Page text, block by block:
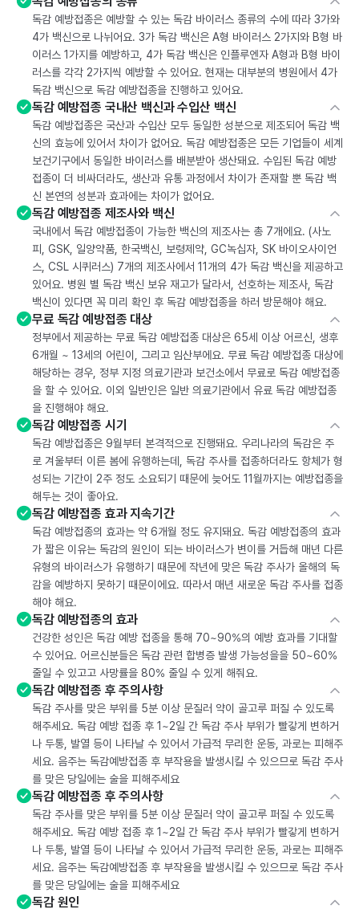
독감 예방접종은 예방할 수 있는 독감 바이러스 종류의 수에 따라 3가와
4가 백신으로 나뉘어요. 3가 독감 백신은 A형 바이러스 2가지와 B형 바
이러스 1가지를 예방하고, 4가 독감 백신은 인플루엔자 A형과 B형 바이
러스를 각각 2가지씩 예방할 수 있어요. 현재는 대부분의 병원에서 4가
독감 백신으로 독감 예방접종을 진행하고 있어요.
독감 예방접종 국내산 백신과 수입산 백신
독감 예방접종은 국산과 수입산 모두 동일한 성분으로 제조되어 독감 백
신의 효능에 있어서 차이가 없어요. 독감 예방접종은 모든 기업들이 세계
보건기구에서 동일한 바이러스를 배분받아 생산돼요. 수입된 독감 예방
접종이 더 비싸더라도, 생산과 유통 과정에서 차이가 존재할 뿐 독감 백
신 본연의 성분과 효과에는 차이가 없어요.
독감 예방접종 제조사와 백신
국내에서 독감 예방접종이 가능한 백신의 제조사는 총 7개에요. (사노
피, GSK, 일양약품, 한국백신, 보령제약, GC녹십자, SK 바이오사이언
스, CSL 시퀴러스) 7개의 제조사에서 11개의 4가 독감 백신을 제공하고
있어요. 병원 별 독감 백신 보유 재고가 달라서, 선호하는 제조사, 독감
백신이 있다면 꼭 미리 확인 후 독감 예방접종을 하러 방문해야 해요.
무료 독감 예방접종 대상
정부에서 제공하는 무료 독감 예방접종 대상은 65세 이상 어르신, 생후
6개월 ~ 13세의 어린이, 그리고 임산부에요. 무료 독감 예방접종 대상에
해당하는 경우, 정부 지정 의료기관과 보건소에서 무료로 독감 예방접종
을 할 수 있어요. 이외 일반인은 일반 의료기관에서 유료 독감 예방접종
을 진행해야 해요.
독감 예방접종 시기
독감 예방접종은 9월부터 본격적으로 진행돼요. 우리나라의 독감은 주
로 겨울부터 이른 봄에 유행하는데, 독감 주사를 접종하더라도 항체가 형
성되는 기간이 2주 정도 소요되기 때문에 늦어도 11월까지는 예방접종을
해두는 것이 좋아요.
독감 예방접종 효과 지속기간
독감 예방접종의 효과는 약 6개월 정도 유지돼요. 독감 예방접종의 효과
가 짧은 이유는 독감의 원인이 되는 바이러스가 변이를 거듭해 매년 다른
유형의 바이러스가 유행하기 때문에 작년에 맞은 독감 주사가 올해의 독
감을 예방하지 못하기 때문이에요. 따라서 매년 새로운 독감 주사를 접종
해야 해요.
독감 예방접종의 효과
건강한 성인은 독감 예방 접종을 통해 70~90%의 예방 효과를 기대할
수 있어요. 어르신분들은 독감 관련 합병증 발생 가능성을을 50~60%
줄일 수 있고고 사망률을 80% 줄일 수 있게 해줘요.
독감 예방접종 후 주의사항
독감 주사를 맞은 부위를 5분 이상 문질러 약이 골고루 퍼질 수 있도록
해주세요. 독감 예방 접종 후 1~2일 간 독감 주사 부위가 빨갛게 변하거
나 두통, 발열 등이 나타날 수 있어서 가급적 무리한 운동, 과로는 피해주
세요. 음주는 독감예방접종 후 부작용을 발생시킬 수 있으므로 독감 주사
를 맞은 당일에는 술을 피해주세요
독감 예방접종 후 주의사항
독감 주사를 맞은 부위를 5분 이상 문질러 약이 골고루 퍼질 수 있도록
해주세요. 독감 예방 접종 후 1~2일 간 독감 주사 부위가 빨갛게 변하거
나 두통, 발열 등이 나타날 수 있어서 가급적 무리한 운동, 과로는 피해주
세요. 음주는 독감예방접종 후 부작용을 발생시킬 수 있으므로 독감 주사
를 맞은 당일에는 술을 피해주세요
독감 원인